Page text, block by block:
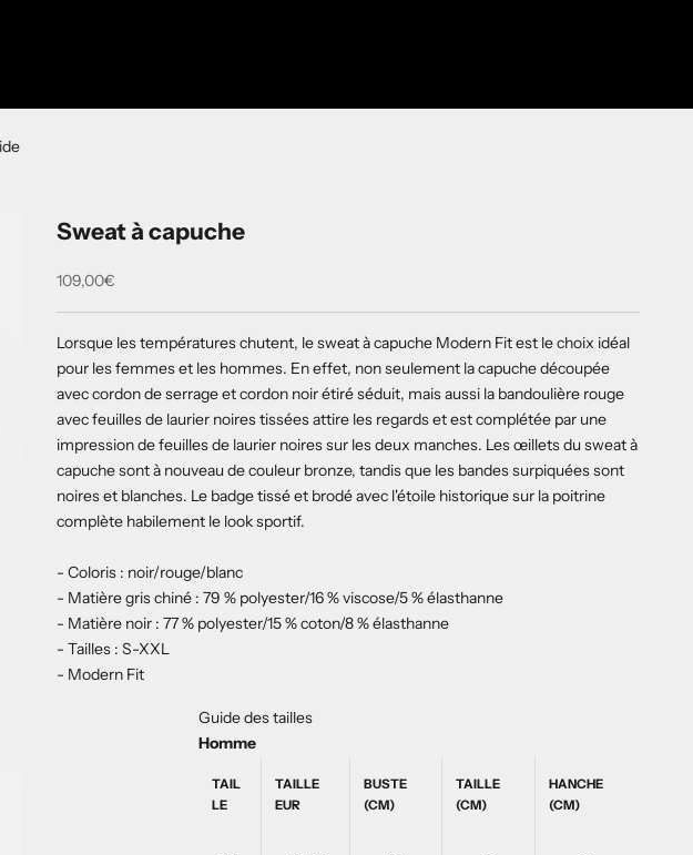
Sweat à capuche
Prix de vente
109,00€
Lorsque les températures chutent, le sweat à capuche Modern Fit est le choix idéal
pour les femmes et les hommes. En effet, non seulement la capuche découpée
avec cordon de serrage et cordon noir étiré séduit, mais aussi la bandoulière rouge
avec feuilles de laurier noires tissées attire les regards et est complétée par une
impression de feuilles de laurier noires sur les deux manches. Les œillets du sweat à
capuche sont à nouveau de couleur bronze, tandis que les bandes surpiquées sont
noires et blanches. Le badge tissé et brodé avec l'étoile historique sur la poitrine
complète habilement le look sportif.
- Coloris : noir/rouge/blanc
- Matière gris chiné : 79 % polyester/16 % viscose/5 % élasthanne
- Matière noir : 77 % polyester/15 % coton/8 % élasthanne
- Tailles : S-XXL
- Modern Fit
Guide des tailles
Homme
TAIL
LE
TAILLE
EUR
BUSTE
(CM)
TAILLE
(CM)
HANCHE
(CM)